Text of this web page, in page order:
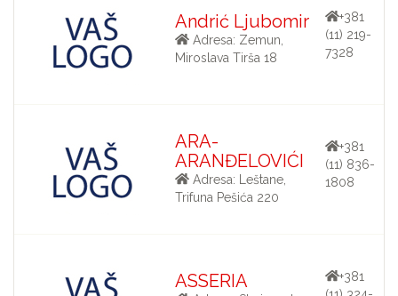
Andrić Ljubomir
Adresa: Zemun,
Miroslava Tirša 18
+381
(11) 219-
7328
ARA-
ARANĐELOVIĆI
Adresa: Leštane,
Trifuna Pešića 220
+381
(11) 836-
1808
ASSERIA
+381